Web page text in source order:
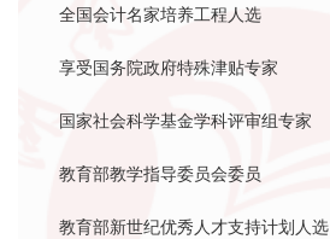
全国会计名家培养工程人选
享受国务院政府特殊津贴专家
国家社会科学基金学科评审组专家
教育部教学指导委员会委员
教育部新世纪优秀人才支持计划人选